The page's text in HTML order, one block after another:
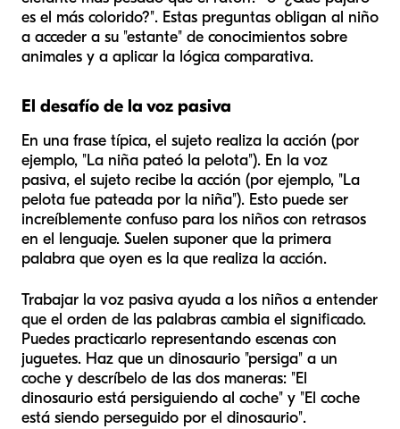
es el más colorido?". Estas preguntas obligan al niño
a acceder a su "estante" de conocimientos sobre
animales y a aplicar la lógica comparativa.
El desafío de la voz pasiva
En una frase típica, el sujeto realiza la acción (por
ejemplo, "La niña pateó la pelota"). En la voz
pasiva, el sujeto recibe la acción (por ejemplo, "La
pelota fue pateada por la niña"). Esto puede ser
increíblemente confuso para los niños con retrasos
en el lenguaje. Suelen suponer que la primera
palabra que oyen es la que realiza la acción.
Trabajar la voz pasiva ayuda a los niños a entender
que el orden de las palabras cambia el significado.
Puedes practicarlo representando escenas con
juguetes. Haz que un dinosaurio "persiga" a un
coche y descríbelo de las dos maneras: "El
dinosaurio está persiguiendo al coche" y "El coche
está siendo perseguido por el dinosaurio".